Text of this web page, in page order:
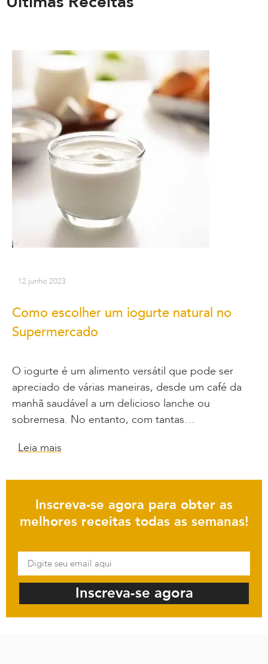
12 junho 2023
Como escolher um iogurte natural no
Supermercado
O iogurte é um alimento versátil que pode ser
apreciado de várias maneiras, desde um café da
manhã saudável a um delicioso lanche ou
sobremesa. No entanto, com tantas…
Leia mais
Inscreva-se agora para obter as
melhores receitas todas as semanas!
Inscreva-se agora